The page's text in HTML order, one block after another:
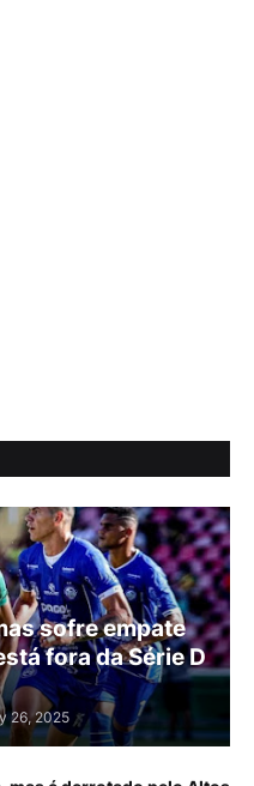
sofre empate
fora da Série D
26, 2025